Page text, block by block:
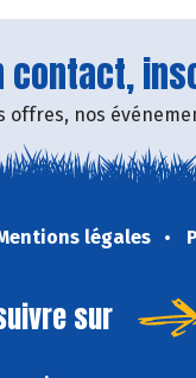
contact,
offres, nos
légales
sur